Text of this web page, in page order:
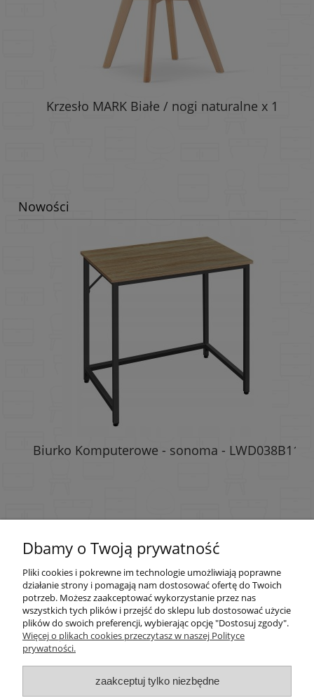
Krzesło MARK Białe / nogi naturalne x 1
Nowości
Biurko Komputerowe - sonoma - LWD038B11
Pomoc
Moje konto
Płatności i dostawa
O nas
Dbamy o Twoją prywatność
Pliki cookies i pokrewne im technologie umożliwiają poprawne
działanie strony i pomagają nam dostosować ofertę do Twoich
potrzeb. Możesz zaakceptować wykorzystanie przez nas
wszystkich tych plików i przejść do sklepu lub dostosować użycie
plików do swoich preferencji, wybierając opcję "Dostosuj zgody".
Więcej o plikach cookies przeczytasz w naszej Polityce
prywatności.
zaakceptuj tylko niezbędne